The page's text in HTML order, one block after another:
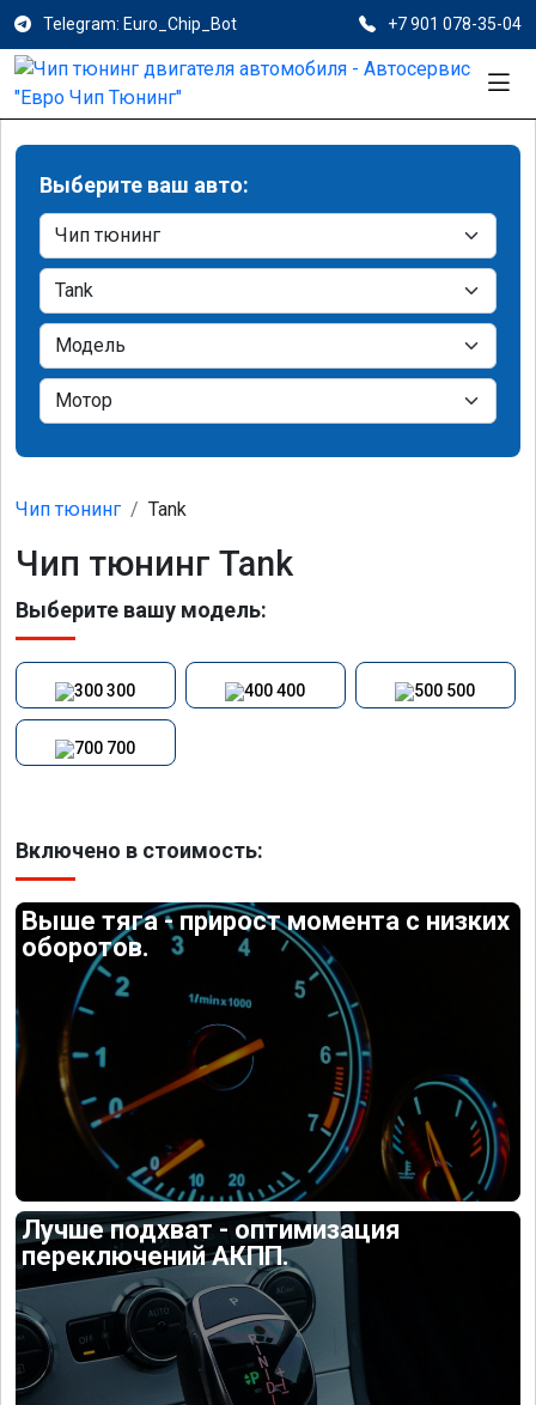
Telegram: Euro_Chip_Bot +7 901 078-35-04
Выберите ваш авто:
Чип тюнинг Tank
Чип тюнинг Tank
Выберите вашу модель:
300 400 500
700
Включено в стоимость:
Выше тяга - прирост момента с низких
оборотов.
Лучше подхват - оптимизация
переключений АКПП.